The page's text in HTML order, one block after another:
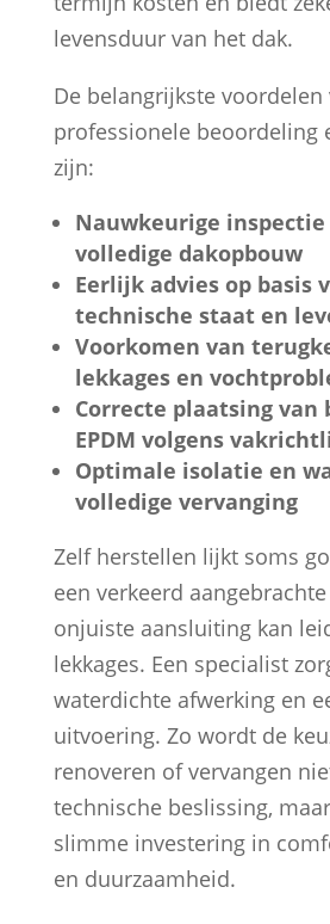
levensduur van het dak.
De belangrijkste voordelen
professionele beoordeling
zijn:
Nauwkeurige inspectie
volledige dakopbouw
Eerlijk advies op basis
technische staat en
Voorkomen van
lekkages en
Correcte plaatsing van
EPDM volgens
Optimale isolatie en
volledige vervanging
Zelf herstellen lijkt soms
een verkeerd
onjuiste aansluiting kan
lekkages. Een specialist
waterdichte afwerking en
uitvoering. Zo wordt de
renoveren of vervangen
technische beslissing,
slimme investering in
en duurzaamheid.